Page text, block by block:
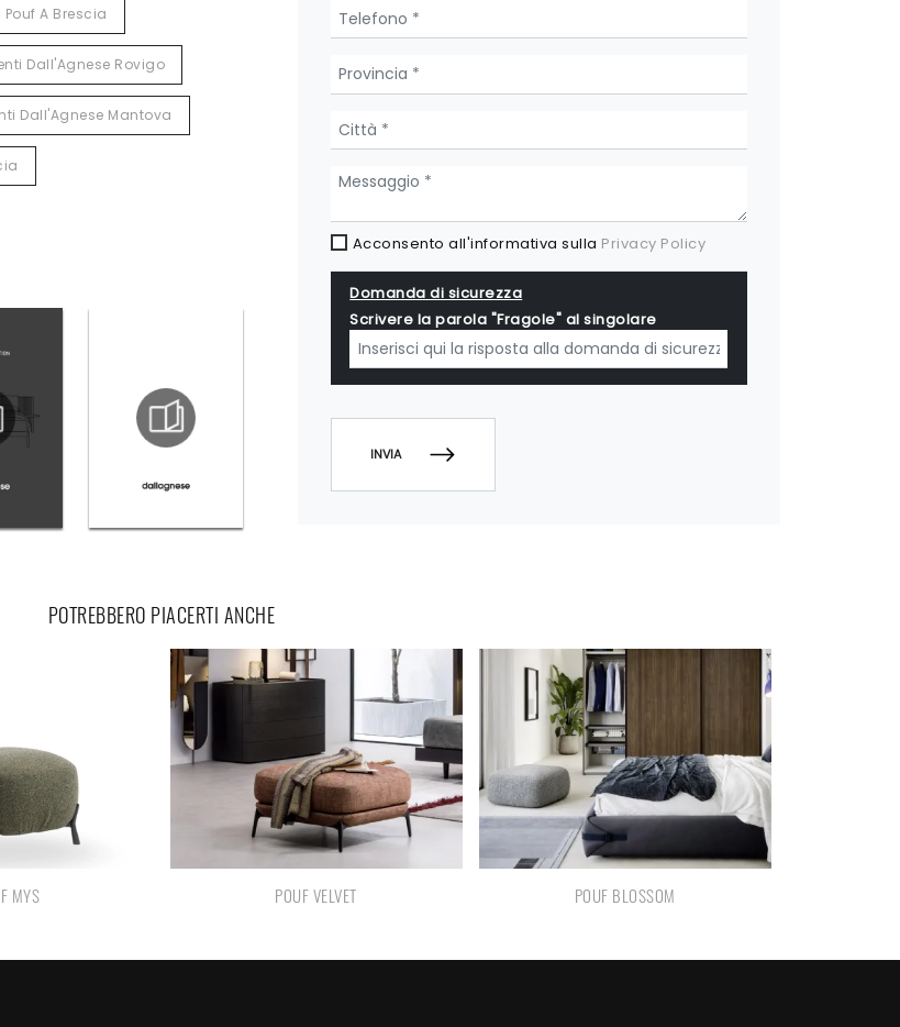
Pouf A Brescia
Dall'Agnese Rovigo
Dall'Agnese Mantova
Acconsento all'informativa sulla Privacy Policy
Domanda di sicurezza
Scrivere la parola "Fragole" al singolare
INVIA
POTREBBERO PIACERTI ANCHE
MYS POUF VELVET POUF BLOSSOM